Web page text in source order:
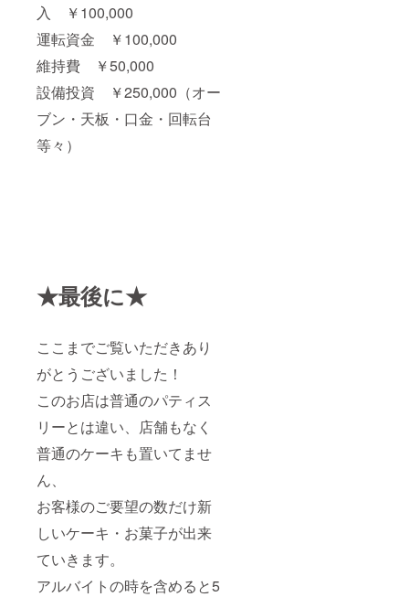
入 ￥100,000
運転資金 ￥100,000
維持費 ￥50,000
設備投資 ￥250,000（オー
ブン・天板・口金・回転台
等々）
★最後に★
ここまでご覧いただきあり
がとうございました！
このお店は普通のパティス
リーとは違い、店舗もなく
普通のケーキも置いてませ
ん、
お客様のご要望の数だけ新
しいケーキ・お菓子が出来
ていきます。
アルバイトの時を含めると5